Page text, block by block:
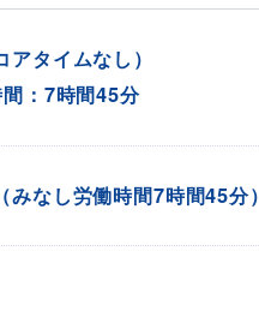
タイムなし）
：7時間45分
（みなし労働時間7時間45分）